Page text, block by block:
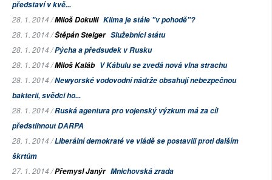
představí v kvě...
28. 1. 2014 /Miloš Dokulil Klima je stále "v pohodě"?
28. 1. 2014 /Štěpán Steiger Služebníci státu
28. 1. 2014 /Pýcha a předsudek v Rusku
28. 1. 2014 /Miloš Kaláb V Kábulu se zvedá nová vlna strachu
28. 1. 2014 /Newyorské vodovodní nádrže obsahují nebezpečnou
bakterii, svědci ho...
28. 1. 2014 /Ruská agentura pro vojenský výzkum má za cíl
předstihnout DARPA
28. 1. 2014 /Liberální demokraté ve vládě se postavili proti dalším
škrtům
27. 1. 2014 /Přemysl Janýr Mnichovská zrada